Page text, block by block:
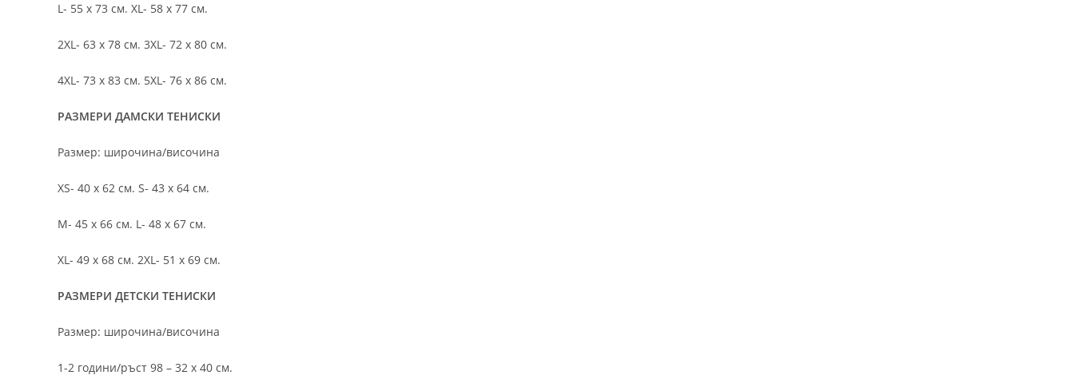
L- 55 х 73 см. XL- 58 х 77 см.
2XL- 63 х 78 см. 3XL- 72 х 80 см.
4XL- 73 х 83 см. 5XL- 76 х 86 см.
РАЗМЕРИ ДАМСКИ ТЕНИСКИ
Размер: широчина/височина
XS- 40 х 62 см. S- 43 х 64 см.
M- 45 х 66 см. L- 48 х 67 см.
XL- 49 х 68 см. 2XL- 51 х 69 см.
РАЗМЕРИ ДЕТСКИ ТЕНИСКИ
Размер: широчина/височина
1-2 години/ръст 98 – 32 х 40 см.